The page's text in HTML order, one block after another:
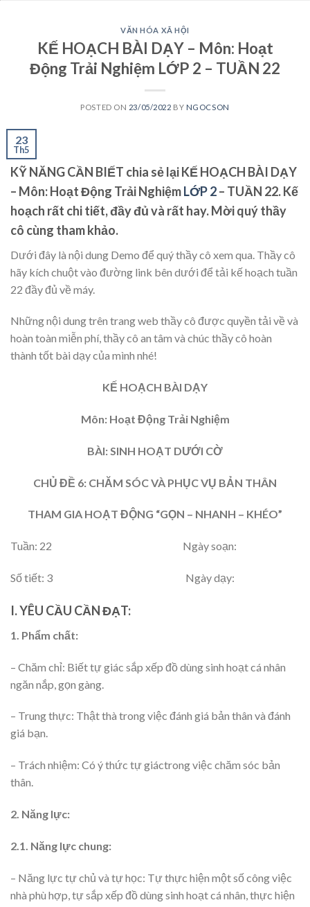
VĂN HÓA XÃ HỘI
KẾ HOẠCH BÀI DẠY – Môn: Hoạt
Động Trải Nghiệm LỚP 2 – TUẦN 22
POSTED ON 23/05/2022 BY NGOCSON
23
Th5
KỸ NĂNG CẦN BIẾT chia sẻ lại KẾ HOẠCH BÀI DẠY
– Môn: Hoạt Động Trải NghiệmLỚP 2– TUẦN 22. Kế
hoạch rất chi tiết, đầy đủ và rất hay. Mời quý thầy
cô cùng tham khảo.
Dưới đây là nội dung Demo để quý thầy cô xem qua. Thầy cô
hãy kích chuột vào đường link bên dưới để tải kế hoạch tuần
22 đầy đủ về máy.
Những nội dung trên trang web thầy cô được quyền tải về và
hoàn toàn miễn phí, thầy cô an tâm và chúc thầy cô hoàn
thành tốt bài dạy của mình nhé!
KẾ HOẠCH BÀI DẠY
Môn: Hoạt Động Trải Nghiệm
BÀI: SINH HOẠT DƯỚI CỜ
CHỦ ĐỀ 6: CHĂM SÓC VÀ PHỤC VỤ BẢN THÂN
THAM GIA HOẠT ĐỘNG “GỌN – NHANH – KHÉO”
Tuần: 22 Ngày soạn:
Số tiết: 3 Ngày dạy:
I. YÊU CẦU CẦN ĐẠT:
1. Phẩm chất:
– Chăm chỉ: Biết tự giác sắp xếp đồ dùng sinh hoạt cá nhân
ngăn nắp, gọn gàng.
– Trung thực: Thật thà trong việc đánh giá bản thân và đánh
giá bạn.
– Trách nhiệm: Có ý thức tự giáctrong việc chăm sóc bản
thân.
2. Năng lực:
2.1. Năng lực chung:
– Năng lực tự chủ và tự học: Tự thực hiện một số công việc
nhà phù hợp, tự sắp xếp đồ dùng sinh hoạt cá nhân, thực hiện